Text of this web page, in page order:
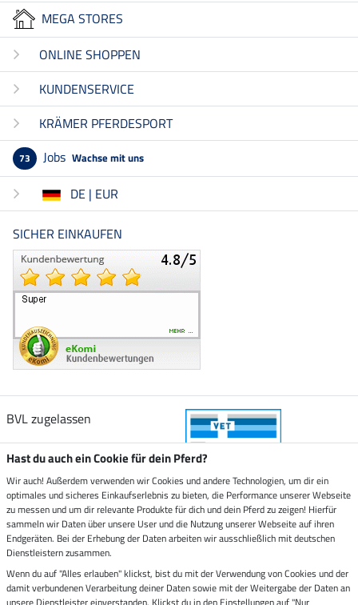
MEGA STORES
ONLINE SHOPPEN
KUNDENSERVICE
KRÄMER PFERDESPORT
73 Jobs Wachse mit uns
DE | EUR
SICHER EINKAUFEN
BVL zugelassen
Zustellung durch
Sicher bezahlen mit
Rechnung Vorkasse
Hast du auch ein Cookie für dein Pferd?
Wir auch! Außerdem verwenden wir Cookies und andere Technologien, um dir ein
optimales und sicheres Einkaufserlebnis zu bieten, die Performance unserer Webseite
zu messen und um dir relevante Produkte für dich und dein Pferd zu zeigen! Hierfür
sammeln wir Daten über unsere User und die Nutzung unserer Webseite auf ihren
Endgeräten. Bei der Erhebung der Daten arbeiten wir ausschließlich mit deutschen
Dienstleistern zusammen.
Wenn du auf "Alles erlauben" klickst, bist du mit der Verwendung von Cookies und der
damit verbundenen Verarbeitung deiner Daten sowie mit der Weitergabe der Daten an